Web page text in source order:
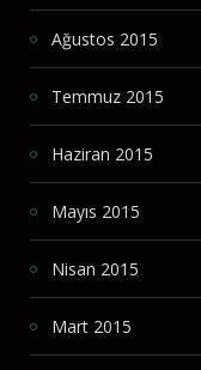
Ağustos 2015
Temmuz 2015
Haziran 2015
Mayıs 2015
Nisan 2015
Mart 2015